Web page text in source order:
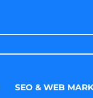
SEO & WEB